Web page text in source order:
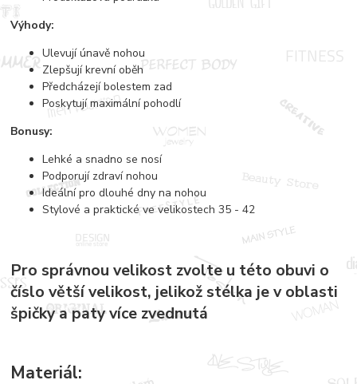
Výhody:
Ulevují únavě nohou
Zlepšují krevní oběh
Předcházejí bolestem zad
Poskytují maximální pohodlí
Bonusy:
Lehké a snadno se nosí
Podporují zdraví nohou
Ideální pro dlouhé dny na nohou
Stylové a praktické ve velikostech 35 - 42
Pro správnou velikost zvolte u této obuvi o
číslo větší velikost, jelikož stélka je v oblasti
špičky a paty více zvednutá
Materiál: